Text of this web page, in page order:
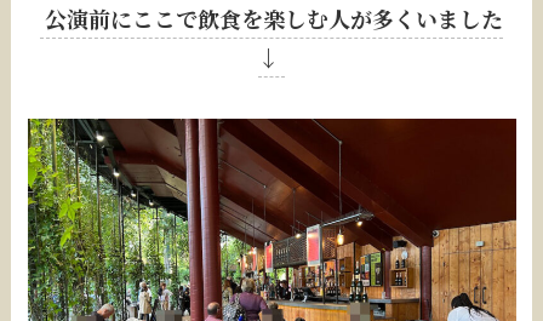
公演前にここで飲食を楽しむ人が多くいました
↓